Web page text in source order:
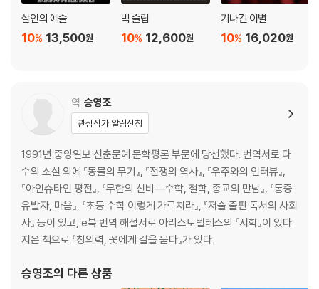
살인의 예술
13,500원
10%
빅 슬립
12,600원
10%
기나긴 이별
16,020원
10%
역 승영조
관심작가 알림신청
1991년 중앙일보 신춘문예 문학평론 부문에 당선했다. 번역서로 다
수의 소설 외에 『동물의 무기』, 『전쟁의 역사』, 『우주와의 인터뷰』,
『아인슈타인 평전』, 『무한의 신비―수학, 철학, 종교의 만남』, 『통증
유발자, 마음』, 『초등 수학 이렇게 가르쳐라』, 『저술 출판 독서의 사회
사』 등이 있고, e북 번역 해설서로 아리스토텔레스의 『시학』이 있다.
지은 책으로 『창의력, 꽃에게 길을 묻다』가 있다.
승영조의 다른 상품